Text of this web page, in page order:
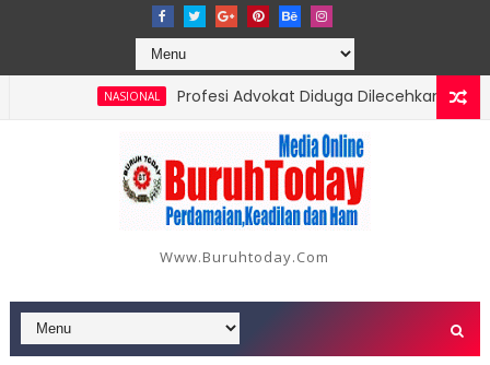
NASIONAL
Profesi Advokat Diduga Dilecehkan Saat
Berikut Data dan Kronologinya
Www.buruhtoday.com